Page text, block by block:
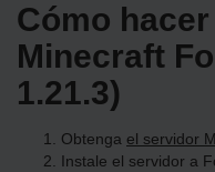
Cómo
Minecraft
1.21.3)
Obtenga el servidor
Instale el servidor a